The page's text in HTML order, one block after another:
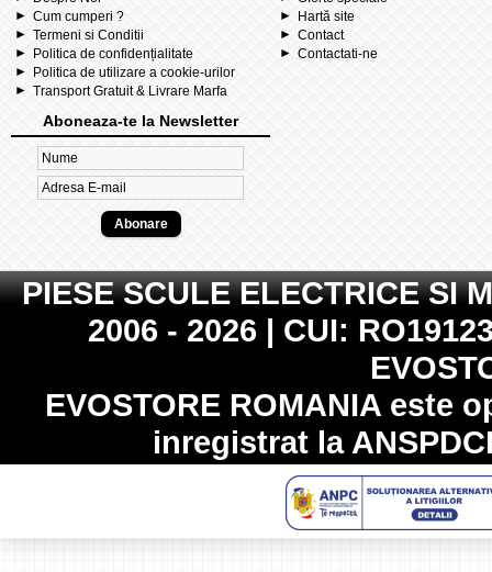
Cum cumperi ?
Termeni si Conditii
Politica de confidențialitate
Politica de utilizare a cookie-urilor
Transport Gratuit & Livrare Marfa
Hartă site
Contact
Contactati-ne
Aboneaza-te la Newsletter
PIESE SCULE ELECTRICE SI
2006 - 2026 | CUI:
EVOSTORE ROMANIAeste
inregistrat la